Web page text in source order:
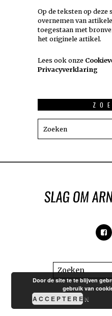
Op de teksten op
overnemen van
toegestaan met
het originele artikel.
Lees ook onze
Privacyverklaring
Door de site te te blijven
gebruik van
ACCEPTEREN